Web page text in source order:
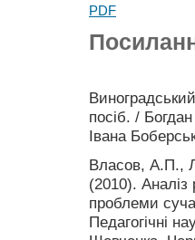
PDF
посіб. /
Івана
Власов, А.П.,
(2010). Аналіз
проблеми
Педагогічні